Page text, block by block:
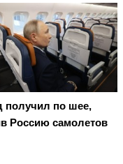
получил по шее,
Россию самолетов